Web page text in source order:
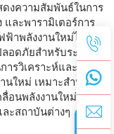
งความสัมพันธ์ในการ
ละพารามิเตอร์การ
าพลังงานใหม่ได้
ลอดภัยสำหรับระบบ
รวิเคราะห์และแก้ไข
ใหม่ เหมาะสำหรับ
ลื่อนพลังงานใหม่ และ
ะสถาบันต่างๆ